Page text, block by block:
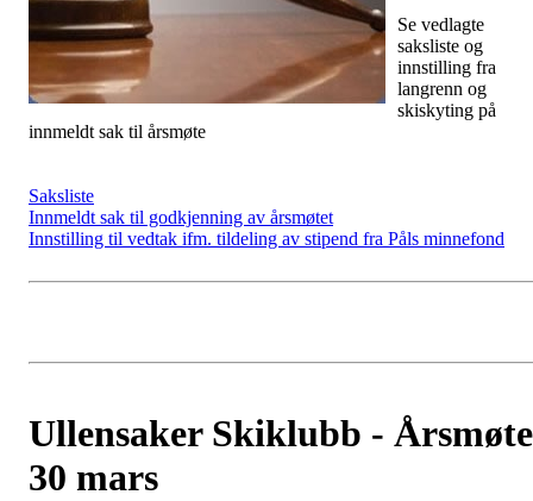
Se vedlagte
saksliste og
innstilling fra
langrenn og
skiskyting på
innmeldt sak til årsmøte
Saksliste
Innmeldt sak til godkjenning av årsmøtet
Innstilling til vedtak ifm. tildeling av stipend fra Påls minnefond
Ullensaker Skiklubb - Årsmøte
30 mars